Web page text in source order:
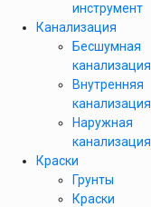
инструмент
Канализация
Бесшумная
канализация
Внутренняя
канализация
Наружная
канализация
Краски
Грунты
Краски